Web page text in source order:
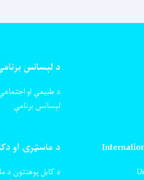
د لېسانس
د طبیعي او
لېسانس برنامې
د ماسټرۍ او
د کابل پوهنتون د